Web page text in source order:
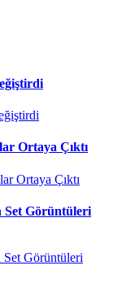
Ortaya Çıktı
Set Görüntüleri